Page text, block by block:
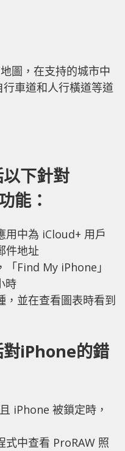
圖，在支持的城市中
車道和人行橫道等道
下針對
能：
用中為 iCloud+ 用戶
件地址
Find My iPhone」
時
，並在查看圖表時看到
iPhone的錯
iPhone 被鎖定時，
式中查看 ProRAW 照